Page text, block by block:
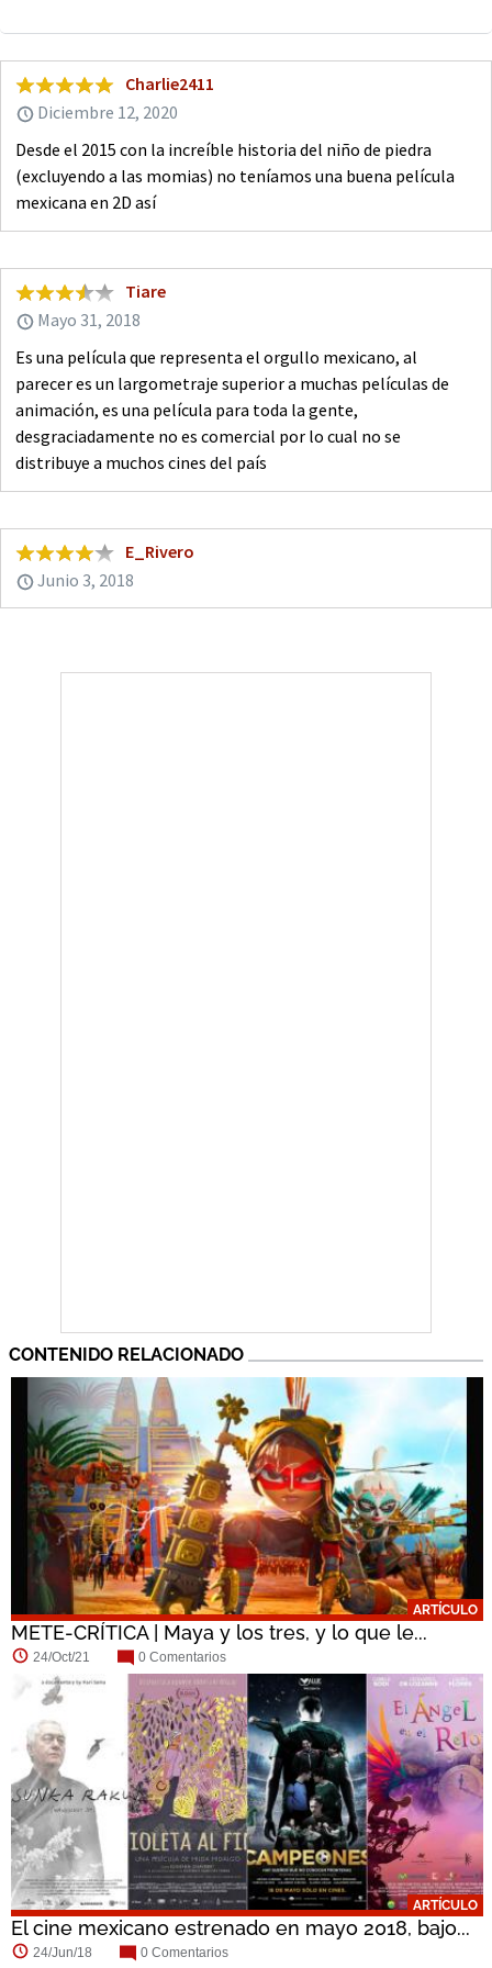
Charlie2411
Diciembre 12, 2020
Desde el 2015 con la increíble historia del niño de piedra
(excluyendo a las momias) no teníamos una buena película
mexicana en 2D así
Tiare
Mayo 31, 2018
Es una película que representa el orgullo mexicano, al
parecer es un largometraje superior a muchas películas de
animación, es una película para toda la gente,
desgraciadamente no es comercial por lo cual no se
distribuye a muchos cines del país
E_Rivero
Junio 3, 2018
CONTENIDO RELACIONADO
ARTÍCULO
METE-CRÍTICA | Maya y los tres, y lo que le...
24/Oct/21 0 Comentarios
ARTÍCULO
El cine mexicano estrenado en mayo 2018, bajo...
24/Jun/18 0 Comentarios